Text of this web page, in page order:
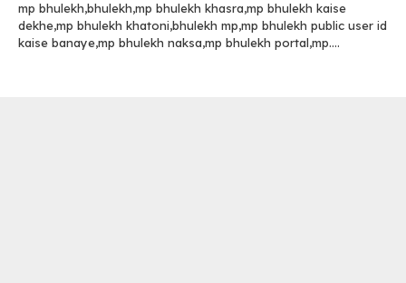
mp bhulekh,bhulekh,mp bhulekh khasra,mp bhulekh kaise
dekhe,mp bhulekh khatoni,bhulekh mp,mp bhulekh public user id
kaise banaye,mp bhulekh naksa,mp bhulekh portal,mp....